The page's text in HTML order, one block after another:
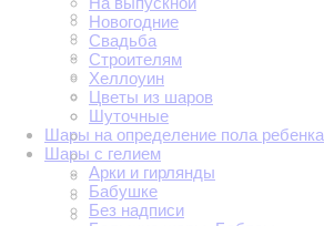
Новогодние
Свадьба
Строителям
Хеллоуин
Цветы из шаров
Шуточные
Шары на определение пола ребенка
Шары с гелием
Арки и гирлянды
Бабушке
Без надписи